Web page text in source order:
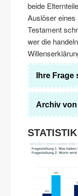
beide
Auslöser eines
Testament
wer die
Ihre Frage
Archiv von
STATISTIK